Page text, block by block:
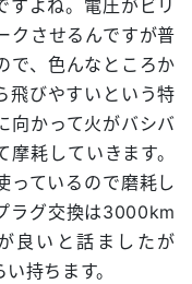
よね。電圧がビリ
クさせるんですが普
で、色んなところか
飛びやすいという特
向かって火がバシバ
耗していきます。
っているので磨耗し
ラグ交換は3000km
良いと話ましたが
持ちます。